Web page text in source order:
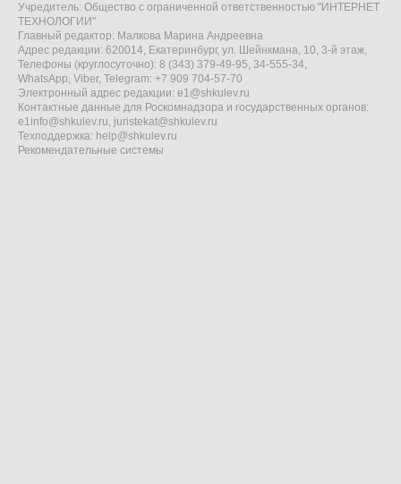
Учредитель: Общество с ограниченной ответственностью "ИНТЕРНЕТ
ТЕХНОЛОГИИ"
Главный редактор: Малкова Марина Андреевна
Адрес редакции: 620014, Екатеринбург, ул. Шейнкмана, 10, 3-й этаж,
Телефоны (круглосуточно): 8 (343) 379-49-95, 34-555-34,
WhatsApp, Viber, Telegram: +7 909 704-57-70
Электронный адрес редакции: e1@shkulev.ru
Контактные данные для Роскомнадзора и государственных органов:
e1info@shkulev.ru, juristekat@shkulev.ru
Техподдержка: help@shkulev.ru
Рекомендательные системы